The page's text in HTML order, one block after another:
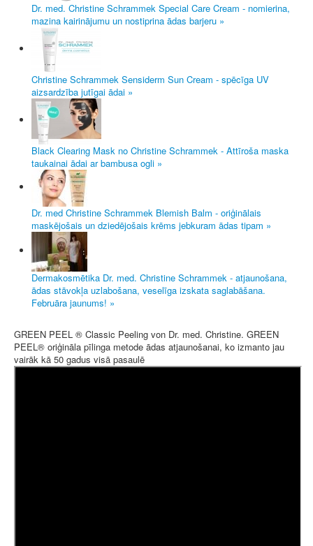
Dr. med. Christine Schrammek Special Care Cream - nomierina,
mazina kairinājumu un nostiprina ādas barjeru »
Christine Schrammek Sensiderm Sun Cream - spēcīga UV
aizsardzība jutīgai ādai »
Black Clearing Mask no Christine Schrammek - Attīroša maska
taukainai ādai ar bambusa ogli »
Dr. med Christine Schrammek Blemish Balm - oriģinālais
maskējošais un dziedējošais krēms jebkuram ādas tipam »
Dermakosmētika Dr. med. Christine Schrammek - atjaunošana,
ādas stāvokļa uzlabošana, veselīga izskata saglabāšana.
Februāra jaunums! »
GREEN PEEL ® Classic Peeling von Dr. med. Christine. GREEN
PEEL® oriģināla pīlinga metode ādas atjaunošanai, ko izmanto jau
vairāk kā 50 gadus visā pasaulē